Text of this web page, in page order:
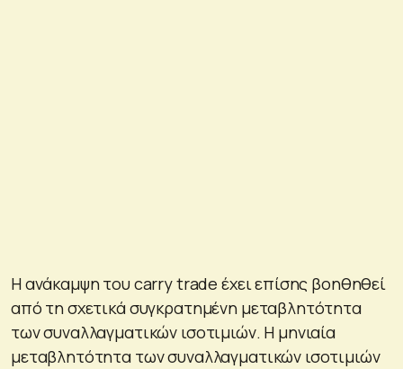
Η ανάκαμψη του carry trade έχει επίσης βοηθηθεί
από τη σχετικά συγκρατημένη μεταβλητότητα
των συναλλαγματικών ισοτιμιών. Η μηνιαία
μεταβλητότητα των συναλλαγματικών ισοτιμιών